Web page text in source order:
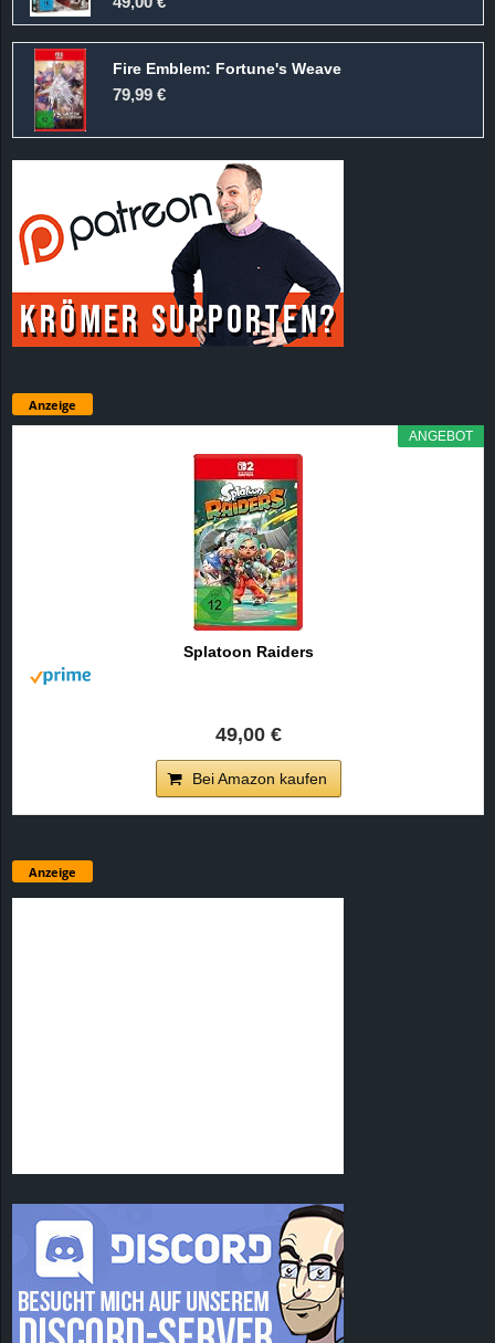
Fire Emblem: Fortune's Weave
79,99 €
Anzeige
ANGEBOT
Splatoon Raiders
49,00 €
Bei Amazon kaufen
Anzeige